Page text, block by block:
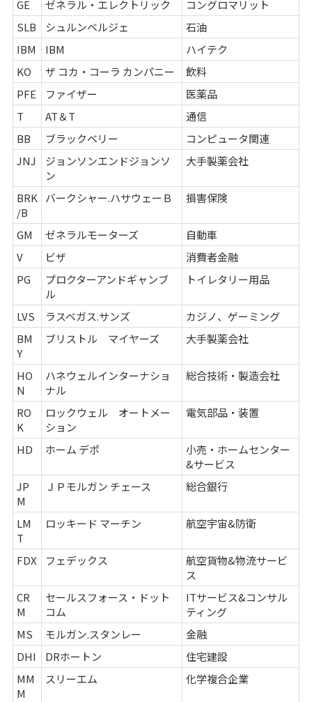
GE ゼネラル・エレクトリック
コングロマリット
SLB
シュルンベルジェ
石油
IBM
IBM
ハイテク
KO
ザ コカ・コーラ カンパニー
飲料
PFE
ファイザー
医薬品
T
AT＆T
通信
BB
ブラックベリー
コンピュータ関連
JNJ
ジョンソンエンドジョンソ
ン
大手製薬会社
BRK
/B
バークシャー.ハサウェーＢ 損害保険
GM ゼネラルモーターズ
自動車
V
ビザ
消費者金融
PG
プロクターアンドギャンブ
ル
トイレタリー用品
LVS ラスベガス.サンズ
カジノ、ゲーミング
BM
Y
ブリストル マイヤーズ 大手製薬会社
HO
N
ハネウェルインターナショ
ナル
総合技術・製造会社
RO
K
ロックウェル オートメー
ション
電気部品・装置
HD ホーム デポ
小売・ホームセンター
&サービス
JP
M
ＪＰモルガン チェース 総合銀行
LM
T
ロッキード マーチン 航空宇宙&防衛
FDX フェデックス
航空貨物&物流サービ
ス
CR
M
セールスフォース・ドット
コム
ITサービス&コンサル
ティング
MS
モルガン.スタンレー
金融
DHI
DRホートン
住宅建設
MM
M
スリーエム 化学複合企業